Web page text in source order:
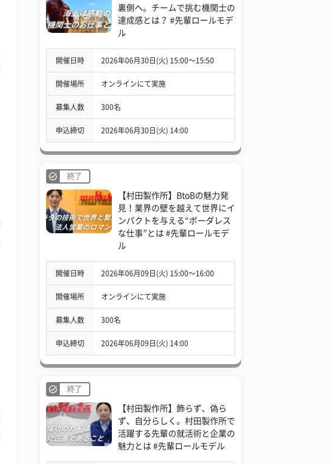
裏側へ。チームで挑む機関士の
達成感とは？ #先輩ロールモデ
ル
開催日時 2026年06月30日(火) 15:00〜15:50
開催場所 オンラインにて実施
募集人数 300名
申込締切 2026年06月30日(火) 14:00
終了
【村田製作所】BtoBの魅力発
見！業界の壁を越えて世界にイ
ンパクトを与える“ボーダレス
な仕事”とは #先輩ロールモデ
ル
開催日時 2026年06月09日(火) 15:00〜16:00
開催場所 オンラインにて実施
募集人数 300名
申込締切 2026年06月09日(火) 14:00
終了
【村田製作所】飾らず、偽ら
ず、自分らしく。村田製作所で
活躍する先輩の就活術と企業の
魅力とは #先輩ロールモデル